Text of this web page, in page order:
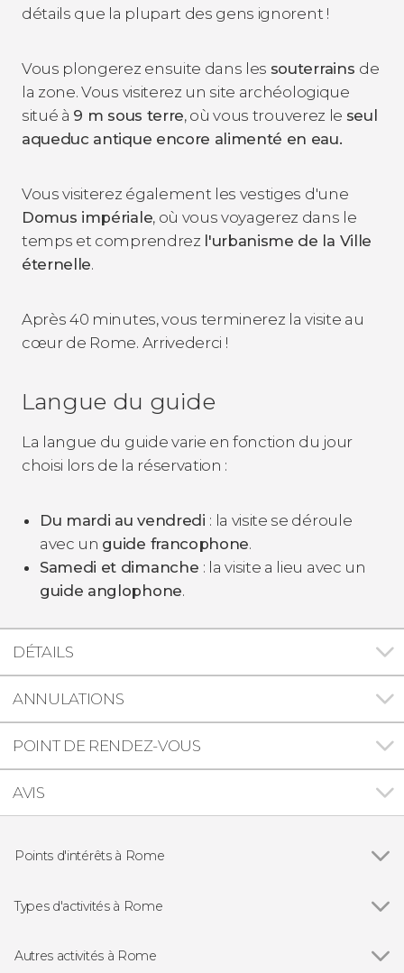
détails que la plupart des gens ignorent !
Vous plongerez ensuite dans les souterrains de
la zone. Vous visiterez un site archéologique
situé à 9 m sous terre, où vous trouverez le seul
aqueduc antique encore alimenté en eau.
Vous visiterez également les vestiges d'une
Domus impériale, où vous voyagerez dans le
temps et comprendrez l'urbanisme de la Ville
éternelle.
Après 40 minutes, vous terminerez la visite au
cœur de Rome. Arrivederci !
Langue du guide
La langue du guide varie en fonction du jour
choisi lors de la réservation :
Du mardi au vendredi : la visite se déroule
avec un guide francophone.
Samedi et dimanche : la visite a lieu avec un
guide anglophone.
DÉTAILS
ANNULATIONS
POINT DE RENDEZ-VOUS
AVIS
Points d'intérêts à Rome
Piazza Navona
Fontaine de Trevi
Types d'activités à Rome
Billets pour les monuments de Rome
Autres activités à Rome